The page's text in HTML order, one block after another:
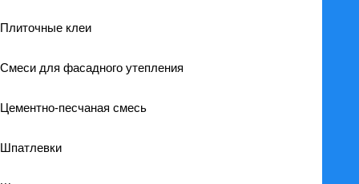
Плиточные клеи
Смеси для фасадного утепления
Цементно-песчаная смесь
Шпатлевки